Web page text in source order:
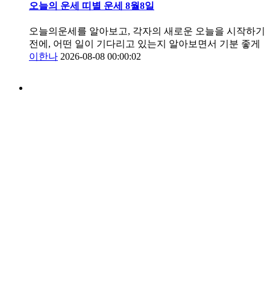
오늘의 운세 띠별 운세 8월8일
오늘의운세를 알아보고, 각자의 새로운 오늘을 시작하기
전에, 어떤 일이 기다리고 있는지 알아보면서 기분 좋게
이한나 2026-08-08 00:00:02